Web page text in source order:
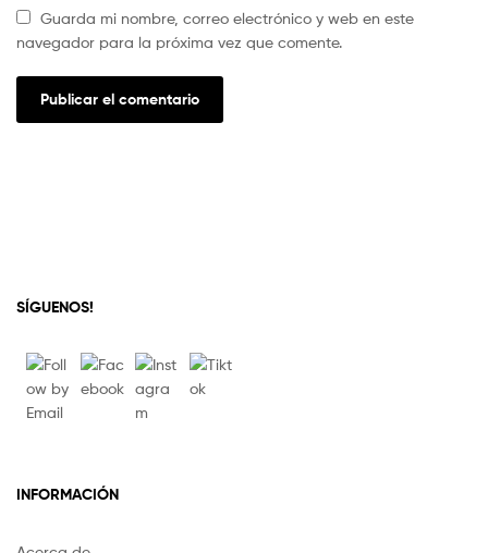
Guarda mi nombre, correo electrónico y web en este
navegador para la próxima vez que comente.
SÍGUENOS!
INFORMACIÓN